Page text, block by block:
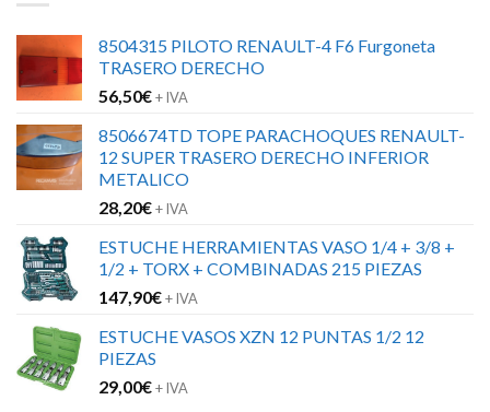
8504315 PILOTO RENAULT-4 F6 Furgoneta
TRASERO DERECHO
56,50€+ IVA
8506674TD TOPE PARACHOQUES RENAULT-
12 SUPER TRASERO DERECHO INFERIOR
METALICO
28,20€+ IVA
ESTUCHE HERRAMIENTAS VASO 1/4 + 3/8 +
1/2 + TORX + COMBINADAS 215 PIEZAS
147,90€+ IVA
ESTUCHE VASOS XZN 12 PUNTAS 1/2 12
PIEZAS
29,00€+ IVA